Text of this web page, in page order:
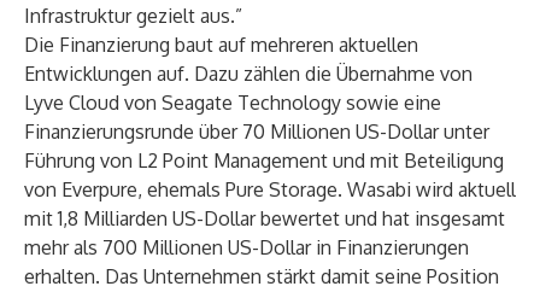
Infrastruktur gezielt aus.”
Die Finanzierung baut auf mehreren aktuellen
Entwicklungen auf. Dazu zählen die Übernahme von
Lyve Cloud von Seagate Technology sowie eine
Finanzierungsrunde über 70 Millionen US-Dollar unter
Führung von L2 Point Management und mit Beteiligung
von Everpure, ehemals Pure Storage. Wasabi wird aktuell
mit 1,8 Milliarden US-Dollar bewertet und hat insgesamt
mehr als 700 Millionen US-Dollar in Finanzierungen
erhalten. Das Unternehmen stärkt damit seine Position